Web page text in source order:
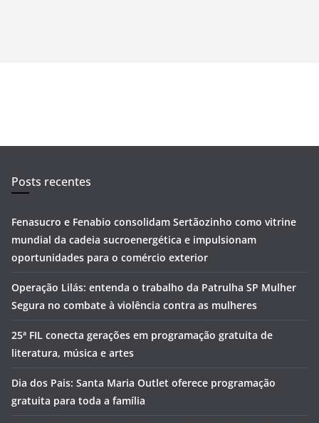
Posts recentes
Fenasucro e Fenabio consolidam Sertãozinho como vitrine
mundial da cadeia sucroenergética e impulsionam
oportunidades para o comércio exterior
Operação Lilás: entenda o trabalho da Patrulha SP Mulher
Segura no combate à violência contra as mulheres
25ª FIL conecta gerações em programação gratuita de
literatura, música e artes
Dia dos Pais: Santa Maria Outlet oferece programação
gratuita para toda a família